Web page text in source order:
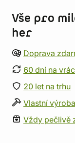
Vše pro
her
Doprava
60 dní na
20 let na trhu
Vlastní výroba
Vždy pečlivě